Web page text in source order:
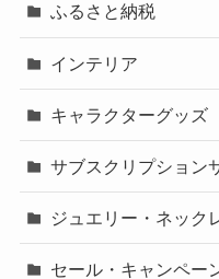
ふるさと納税
インテリア
キャラクターグッズ
サブスクリプション
ジュエリー・ネック
セール・キャンペー